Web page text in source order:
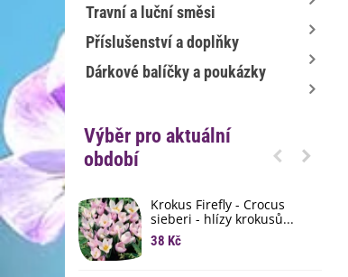
Travní a luční směsi
Příslušenství a doplňky
Dárkové balíčky a poukázky
Výběr pro aktuální
období
Krokus Firefly - Crocus
sieberi - hlízy krokusů...
38 Kč